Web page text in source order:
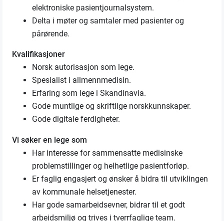
elektroniske pasientjournalsystem.
Delta i møter og samtaler med pasienter og
pårørende.
Kvalifikasjoner
Norsk autorisasjon som lege.
Spesialist i allmennmedisin.
Erfaring som lege i Skandinavia.
Gode muntlige og skriftlige norskkunnskaper.
Gode digitale ferdigheter.
Vi søker en lege som
Har interesse for sammensatte medisinske
problemstillinger og helhetlige pasientforløp.
Er faglig engasjert og ønsker å bidra til utviklingen
av kommunale helsetjenester.
Har gode samarbeidsevner, bidrar til et godt
arbeidsmiljø og trives i tverrfaglige team.